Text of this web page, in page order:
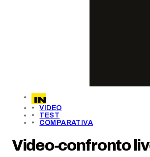
VIDEO
TEST
COMPARATIVA
Video-confronto